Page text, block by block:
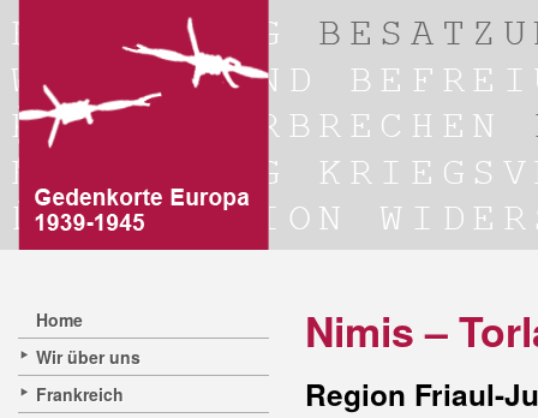
Home
Wir über uns
Frankreich
Nimis –
Region Friaul-